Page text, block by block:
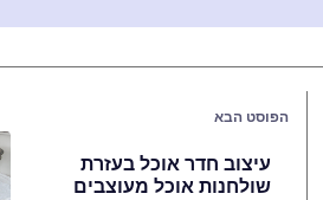
הפוסט הבא
עיצוב חדר אוכל בעזרת
שולחנות אוכל מעוצבים